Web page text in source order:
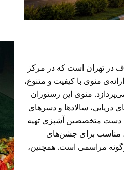
در تهران است که در مرکز
منوی با کیفیت و متنوع،
منوی این رستوران
دریایی، سالادها و دسرهای
دست متخصصین آشپزی تهیه
مناسب برای جشن‌های
مراسمی است. همچنین،